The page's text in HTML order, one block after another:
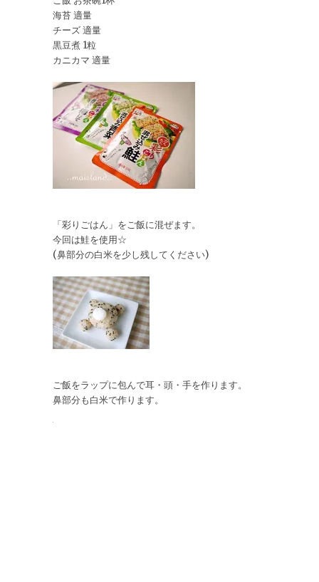
海苔 適量
チーズ 適量
黒豆煮 1粒
カニカマ 適量
「彩りごはん」をご飯に混ぜます。
今回は鮭を使用☆
(鼻部分の白米を少し残してください)
ご飯をラップに包んで耳・頭・手を作ります。
鼻部分も白米で作ります。